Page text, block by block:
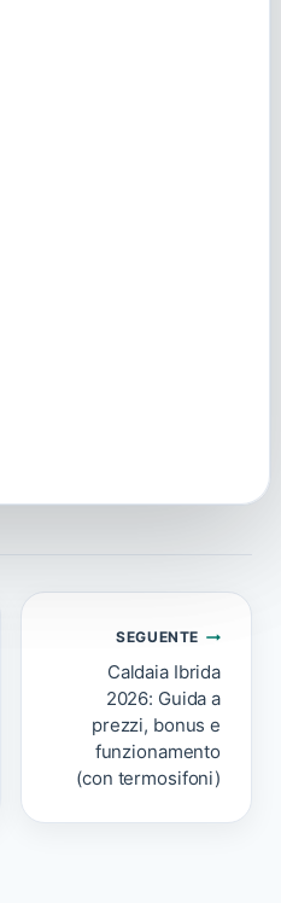
SEGUENTE
Caldaia Ibrida
2026: Guida a
prezzi, bonus e
funzionamento
(con termosifoni)